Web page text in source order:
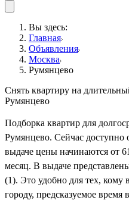
Вы здесь:
Главная
Объявления
Москва
Румянцево
Снять квартиру на
Румянцево
Подборка квартир для
Румянцево. Сейчас
выдаче цены начинаются от
месяц. В выдаче
(1). Это удобно для тех, кому
городу, предсказуемое